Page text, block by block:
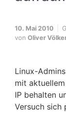
10. Mai 2010
von Oliver
Linux-
mit
IP behalten
Versuch sich